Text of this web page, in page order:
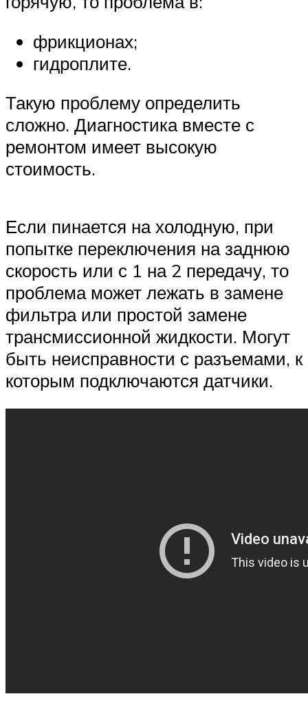
Меню
фрикционах;
гидроплите.
Такую проблему определить
сложно. Диагностика вместе с
ремонтом имеет высокую
стоимость.
Если пинается на холодную, при
попытке переключения на заднюю
скорость или с 1 на 2 передачу, то
проблема может лежать в замене
фильтра или простой замене
трансмиссионной жидкости. Могут
быть неисправности с разъемами, к
которым подключаются датчики.